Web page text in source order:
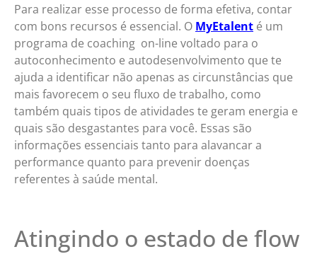
Para realizar esse processo de forma efetiva, contar
com bons recursos é essencial. O MyEtalent é um
programa de coaching on-line voltado para o
autoconhecimento e autodesenvolvimento que te
ajuda a identificar não apenas as circunstâncias que
mais favorecem o seu fluxo de trabalho, como
também quais tipos de atividades te geram energia e
quais são desgastantes para você. Essas são
informações essenciais tanto para alavancar a
performance quanto para prevenir doenças
referentes à saúde mental.
Atingindo o estado de flow